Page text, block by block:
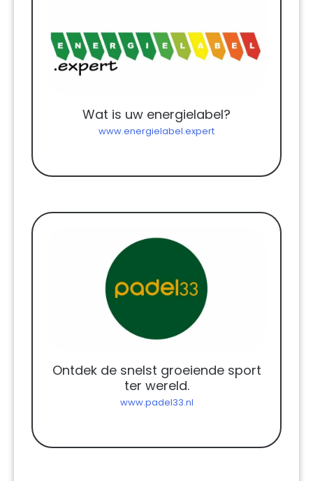
Wat is uw energielabel?
www.energielabel.expert
Ontdek de snelst groeiende sport
ter wereld.
www.padel33.nl